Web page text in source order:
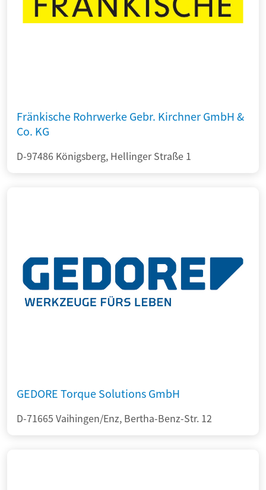
Fränkische Rohrwerke Gebr. Kirchner GmbH &
Co. KG
D-97486 Königsberg, Hellinger Straße 1
GEDORE Torque Solutions GmbH
D-71665 Vaihingen/Enz, Bertha-Benz-Str. 12